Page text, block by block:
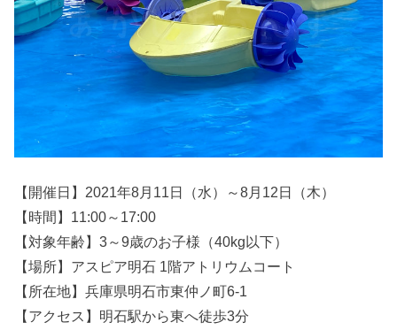
【開催日】2021年8月11日（水）～8月12日（木）
【時間】11:00～17:00
【対象年齢】3～9歳のお子様（40kg以下）
【場所】アスピア明石 1階アトリウムコート
【所在地】兵庫県明石市東仲ノ町6-1
【アクセス】明石駅から東へ徒歩3分